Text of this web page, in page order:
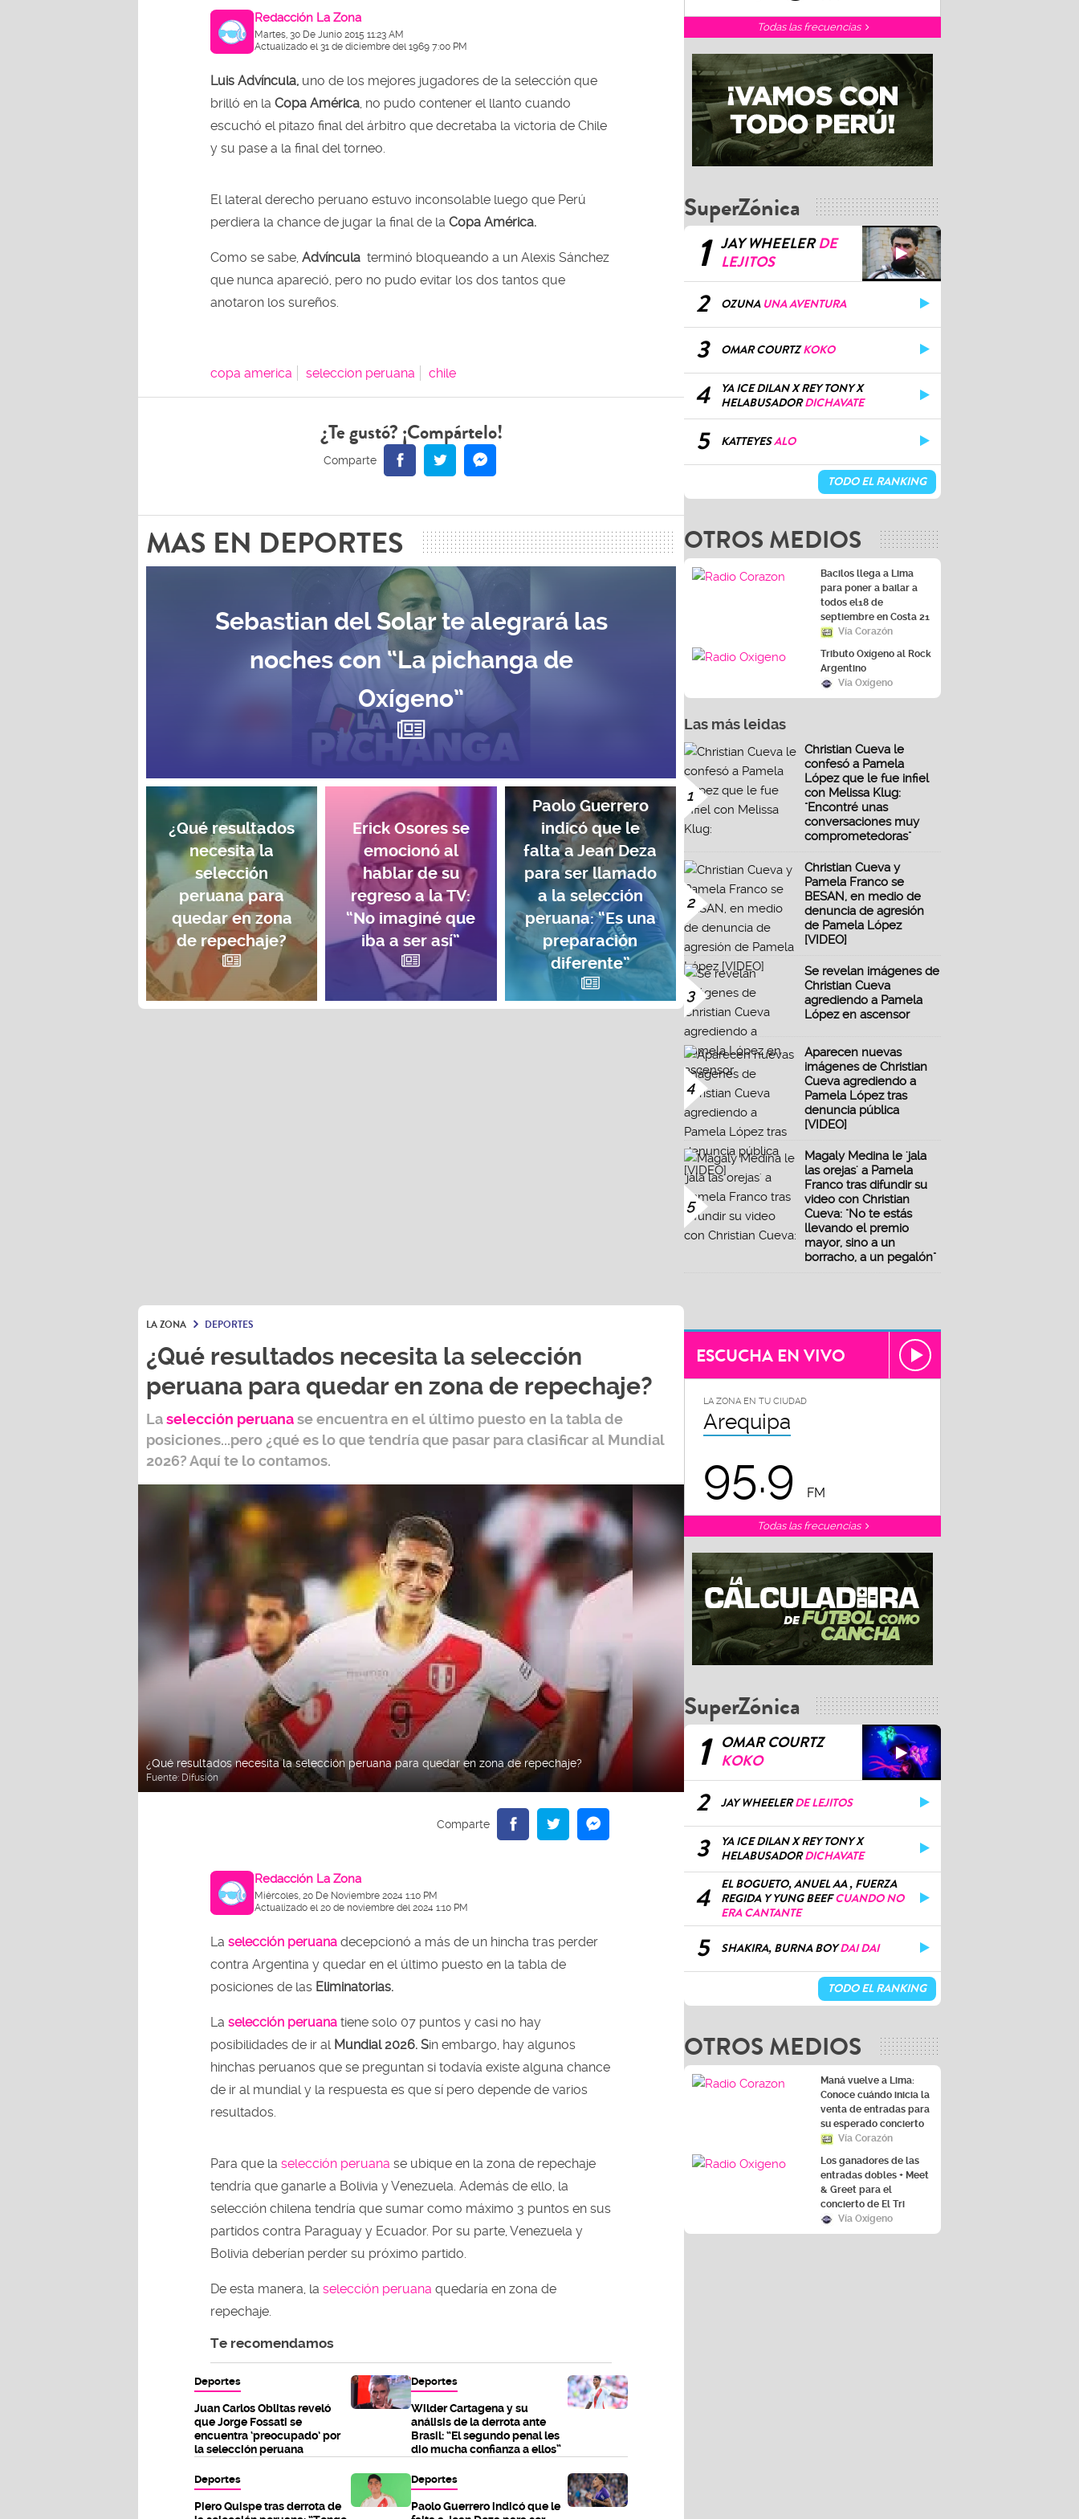
Redacción La Zona
Martes, 30 De Junio 2015 11:23 AM
Actualizado el 31 de diciembre del 1969 7:00 PM
Luis Advíncula, uno de los mejores jugadores de la selección que
brilló en la Copa América, no pudo contener el llanto cuando
escuchó el pitazo final del árbitro que decretaba la victoria de Chile
y su pase a la final del torneo.
El lateral derecho peruano estuvo inconsolable luego que Perú
perdiera la chance de jugar la final de la Copa América.
Como se sabe, Advíncula terminó bloqueando a un Alexis Sánchez
que nunca apareció, pero no pudo evitar los dos tantos que
anotaron los sureños.
copa america seleccion peruana chile
¿Te gustó? ¡Compártelo!
MAS EN DEPORTES
Sebastian del Solar te alegrará las
noches con “La pichanga de
Oxígeno”
¿Qué resultados
necesita la
selección
peruana para
quedar en zona
de repechaje?
Erick Osores se
emocionó al
hablar de su
regreso a la TV:
“No imaginé que
iba a ser así”
Paolo Guerrero
indicó que le
falta a Jean Deza
para ser llamado
a la selección
peruana: “Es una
preparación
diferente”
Todas las frecuencias
SuperZónica
1 JAY WHEELERDE
LEJITOS
2 OZUNA UNA AVENTURA
3 OMAR COURTZKOKO
4
YA ICE DILAN X REY TONY X
HELABUSADORDICHAVATE
5 KATTEYESALO
TODO EL RANKING
OTROS MEDIOS
Bacilos llega a Lima
para poner a bailar a
todos el18 de
septiembre en Costa 21
Vía Corazón
Tributo Oxígeno al Rock
Argentino
Vía Oxígeno
Las más leidas
1
Christian Cueva le
confesó a Pamela
López que le fue infiel
con Melissa Klug:
"Encontré unas
conversaciones muy
comprometedoras"
2
Christian Cueva y
Pamela Franco se
BESAN, en medio de
denuncia de agresión
de Pamela López
[VIDEO]
3
Se revelan imágenes de
Christian Cueva
agrediendo a Pamela
López en ascensor
4
Aparecen nuevas
imágenes de Christian
Cueva agrediendo a
Pamela López tras
denuncia pública
[VIDEO]
5
Magaly Medina le 'jala
las orejas' a Pamela
Franco tras difundir su
video con Christian
Cueva: "No te estás
llevando el premio
mayor, sino a un
borracho, a un pegalón"
LA ZONA DEPORTES
¿Qué resultados necesita la selección
peruana para quedar en zona de repechaje?
Laselección peruanase encuentra en el último puesto en la tabla de
posiciones...pero ¿qué es lo que tendría que pasar para clasificar al Mundial
2026?Aquí te lo contamos.
¿Qué resultados necesita la selección peruana para quedar en zona de repechaje?
Fuente: Difusión
Redacción La Zona
Miércoles, 20 De Noviembre 2024 1:10 PM
Actualizado el 20 de noviembre del 2024 1:10 PM
La selección peruana decepcionó a más de un hincha tras perder
contra Argentina y quedar en el último puesto en la tabla de
posiciones de las Eliminatorias.
La selección peruana tiene solo 07 puntos y casi no hay
posibilidades de ir al Mundial 2026. Sin embargo, hay algunos
hinchas peruanos que se preguntan si todavía existe alguna chance
de ir al mundial y la respuesta es que sí pero depende de varios
resultados.
Para que la selección peruana se ubique en la zona de repechaje
tendría que ganarle a Bolivia y Venezuela. Además de ello, la
selección chilena tendría que sumar como máximo 3 puntos en sus
partidos contra Paraguay y Ecuador. Por su parte, Venezuela y
Bolivia deberían perder su próximo partido.
De esta manera, la selección peruana quedaría en zona de
repechaje.
Te recomendamos
Deportes
Juan Carlos Oblitas reveló
que Jorge Fossati se
encuentra ‘preocupado’ por
la selección peruana
Deportes
Wilder Cartagena y su
análisis de la derrota ante
Brasil: “El segundo penal les
dio mucha confianza a ellos”
Deportes
Piero Quispe tras derrota de
Deportes
Paolo Guerrero indicó que le
ESCUCHA EN VIVO
LA ZONA EN TU CIUDAD
Arequipa
95.9 FM
Todas las frecuencias
SuperZónica
1
OMAR COURTZ
KOKO
2 JAY WHEELERDE LEJITOS
3
YA ICE DILAN X REY TONY X
HELABUSADORDICHAVATE
4
EL BOGUETO, ANUEL AA , FUERZA
REGIDA Y YUNG BEEFCUANDO NO
ERA CANTANTE
5 SHAKIRA, BURNA BOYDAI DAI
TODO EL RANKING
OTROS MEDIOS
Maná vuelve a Lima:
Conoce cuándo inicia la
venta de entradas para
su esperado concierto
Vía Corazón
Los ganadores de las
entradas dobles + Meet
& Greet para el
concierto de El Tri
Vía Oxígeno